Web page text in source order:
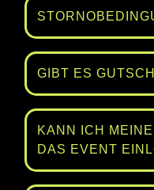
GIBT ES
KANN ICH
DAS EVENT